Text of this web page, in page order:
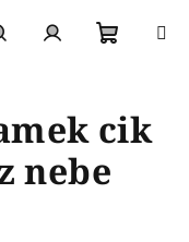
košík
cik
nebe